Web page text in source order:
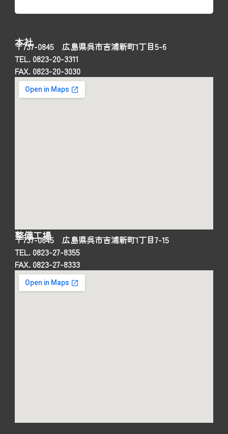
本社
〒737-0845 広島県呉市吉浦新町1丁目5-6
TEL. 0823-20-3311
FAX. 0823-20-3030
整備工場
〒737-0845 広島県呉市吉浦新町1丁目7-15
TEL. 0823-27-8355
FAX. 0823-27-8333